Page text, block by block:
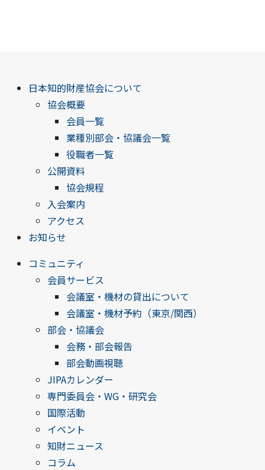
日本知的財産協会について
協会概要
会員一覧
業種別部会・協議会一覧
役職者一覧
公開資料
協会規程
入会案内
アクセス
お知らせ
コミュニティ
会員サービス
会議室・機材の貸出について
会議室・機材予約（東京/関西）
部会・協議会
会務・部会報告
部会動画視聴
JIPAカレンダー
専門委員会・WG・研究会
国際活動
イベント
知財ニュース
コラム